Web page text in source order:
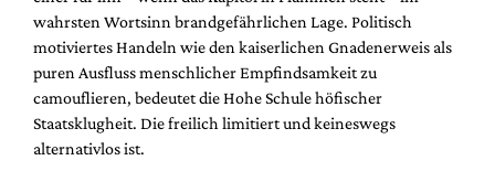
wahrsten Wortsinn brandgefährlichen Lage. Politisch
motiviertes Handeln wie den kaiserlichen Gnadenerweis als
puren Ausfluss menschlicher Empfindsamkeit zu
camouflieren, bedeutet die Hohe Schule höfischer
Staatsklugheit. Die freilich limitiert und keineswegs
alternativlos ist.